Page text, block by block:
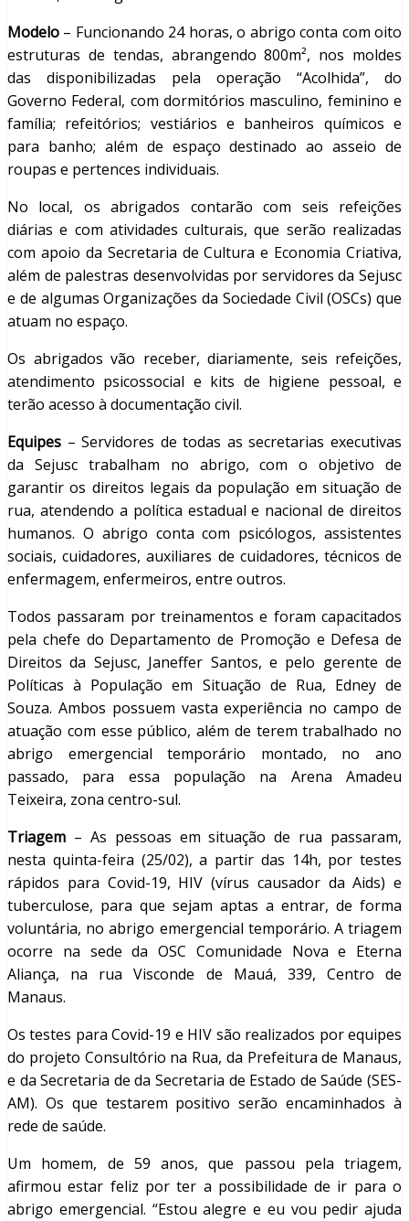
Modelo – Funcionando 24 horas, o abrigo conta com oito
estruturas de tendas, abrangendo 800m², nos moldes
das disponibilizadas pela operação “Acolhida”, do
Governo Federal, com dormitórios masculino, feminino e
família; refeitórios; vestiários e banheiros químicos e
para banho; além de espaço destinado ao asseio de
roupas e pertences individuais.
No local, os abrigados contarão com seis refeições
diárias e com atividades culturais, que serão realizadas
com apoio da Secretaria de Cultura e Economia Criativa,
além de palestras desenvolvidas por servidores da Sejusc
e de algumas Organizações da Sociedade Civil (OSCs) que
atuam no espaço.
Os abrigados vão receber, diariamente, seis refeições,
atendimento psicossocial e kits de higiene pessoal, e
terão acesso à documentação civil.
Equipes – Servidores de todas as secretarias executivas
da Sejusc trabalham no abrigo, com o objetivo de
garantir os direitos legais da população em situação de
rua, atendendo a política estadual e nacional de direitos
humanos. O abrigo conta com psicólogos, assistentes
sociais, cuidadores, auxiliares de cuidadores, técnicos de
enfermagem, enfermeiros, entre outros.
Todos passaram por treinamentos e foram capacitados
pela chefe do Departamento de Promoção e Defesa de
Direitos da Sejusc, Janeffer Santos, e pelo gerente de
Políticas à População em Situação de Rua, Edney de
Souza. Ambos possuem vasta experiência no campo de
atuação com esse público, além de terem trabalhado no
abrigo emergencial temporário montado, no ano
passado, para essa população na Arena Amadeu
Teixeira, zona centro-sul.
Triagem – As pessoas em situação de rua passaram,
nesta quinta-feira (25/02), a partir das 14h, por testes
rápidos para Covid-19, HIV (vírus causador da Aids) e
tuberculose, para que sejam aptas a entrar, de forma
voluntária, no abrigo emergencial temporário. A triagem
ocorre na sede da OSC Comunidade Nova e Eterna
Aliança, na rua Visconde de Mauá, 339, Centro de
Manaus.
Os testes para Covid-19 e HIV são realizados por equipes
do projeto Consultório na Rua, da Prefeitura de Manaus,
e da Secretaria de da Secretaria de Estado de Saúde (SES-
AM). Os que testarem positivo serão encaminhados à
rede de saúde.
Um homem, de 59 anos, que passou pela triagem,
afirmou estar feliz por ter a possibilidade de ir para o
abrigo emergencial. “Estou alegre e eu vou pedir ajuda